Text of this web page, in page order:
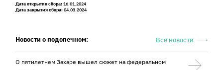
Дата открытия сбора:16.01.2024
Дата закрытия сбора:04.03.2024
Новости о подопечном: Все новости
О пятилетнем Захаре вышел сюжет на федеральном